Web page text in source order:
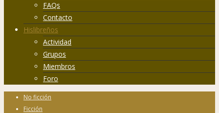
FAQs
Contacto
Hislibreños
Actividad
Grupos
Miembros
Foro
No ficción
Ficción